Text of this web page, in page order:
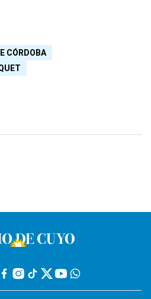
CÓRDOBA